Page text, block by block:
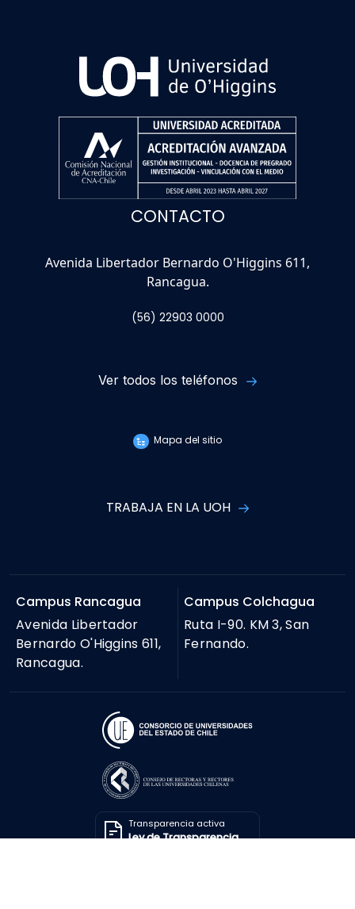
CONTACTO
Avenida Libertador Bernardo O'Higgins 611,
Rancagua.
(56) 22903 0000
Ver todos los teléfonos
Mapa del sitio
TRABAJA EN LA UOH
Campus Rancagua
Avenida Libertador
Bernardo O'Higgins 611,
Rancagua.
Campus Colchagua
Ruta I-90. KM 3, San
Fernando.
Transparencia activa
Ley de Transparencia